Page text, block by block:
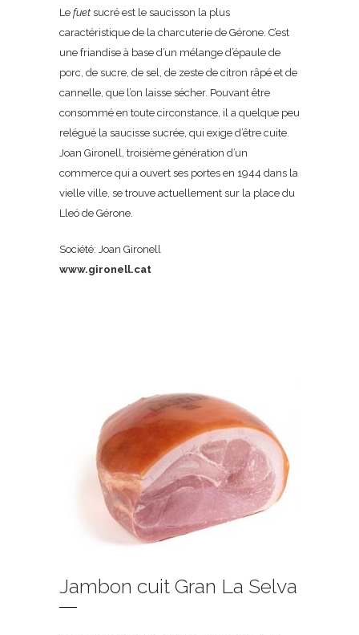
Le fuet sucré est le saucisson la plus
caractéristique de la charcuterie de Gérone. C’est
une friandise à base d’un mélange d’épaule de
porc, de sucre, de sel, de zeste de citron râpé et de
cannelle, que l’on laisse sécher. Pouvant être
consommé en toute circonstance, il a quelque peu
relégué la saucisse sucrée, qui exige d’être cuite.
Joan Gironell, troisième génération d’un
commerce qui a ouvert ses portes en 1944 dans la
vielle ville, se trouve actuellement sur la place du
Lleó de Gérone.
Société: Joan Gironell
www.gironell.cat
Jambon cuit Gran La Selva